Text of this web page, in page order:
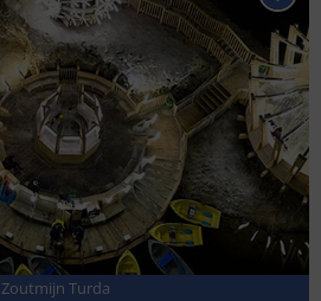
Zoutmijn Turda